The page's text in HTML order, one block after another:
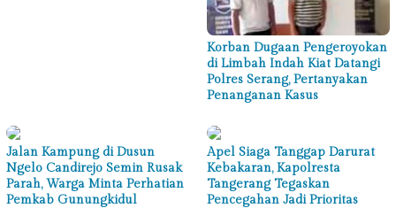
Korban Dugaan Pengeroyokan
di Limbah Indah Kiat Datangi
Polres Serang, Pertanyakan
Penanganan Kasus
Jalan Kampung di Dusun
Ngelo Candirejo Semin Rusak
Parah, Warga Minta Perhatian
Pemkab Gunungkidul
Apel Siaga Tanggap Darurat
Kebakaran, Kapolresta
Tangerang Tegaskan
Pencegahan Jadi Prioritas